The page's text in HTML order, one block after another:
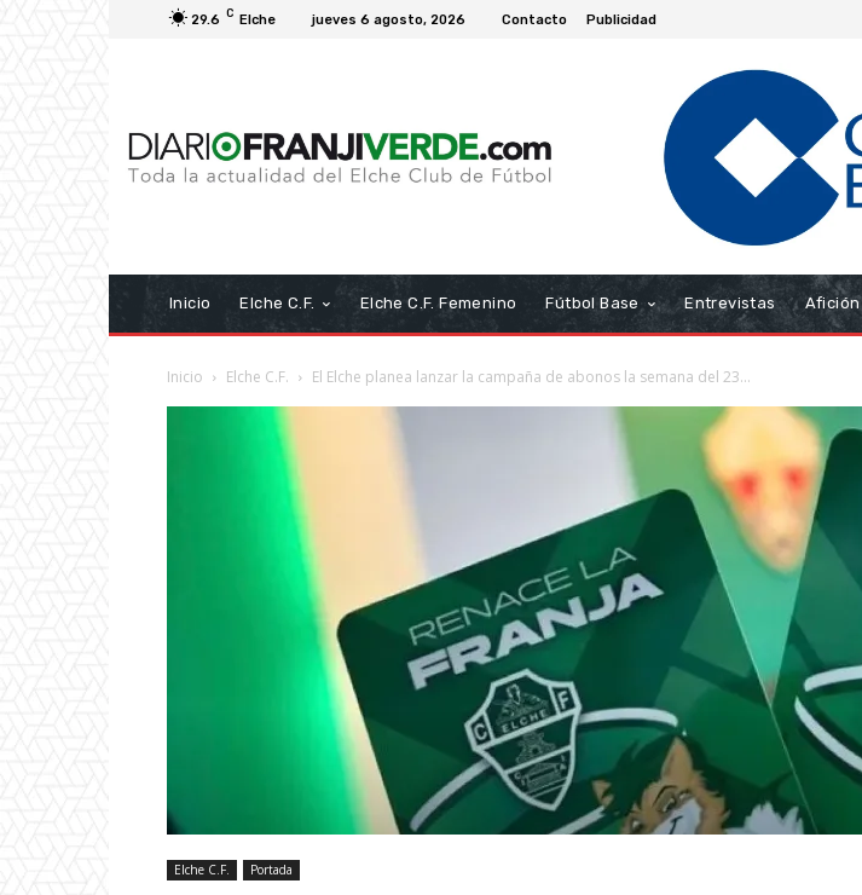
29.6 C Elche jueves 6 agosto, 2026 Contacto Publicidad
Inicio Elche C.F. Elche C.F. Femenino Fútbol Base Entrevistas Afición
Inicio Elche C.F. El Elche planea lanzar la campaña de abonos la semana del 23...
Elche C.F. Portada